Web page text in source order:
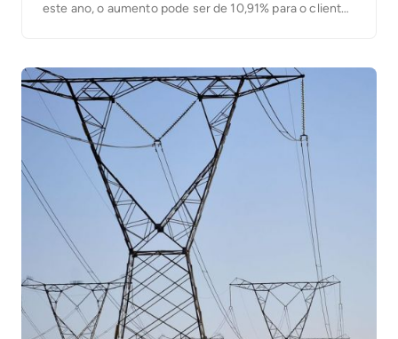
este ano, o aumento pode ser de 10,91% para o cliente